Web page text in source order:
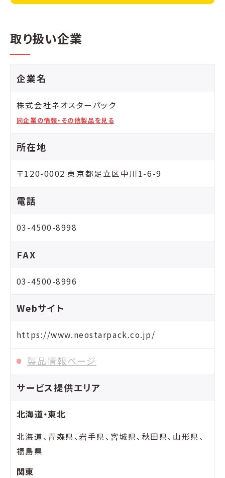
取り扱い企業
企業名
株式会社ネオスターパック
同企業の情報・その他製品を見る
所在地
〒120-0002 東京都足立区中川1-6-9
電話
03-4500-8998
FAX
03-4500-8996
Webサイト
https://www.neostarpack.co.jp/
製品情報ページ
サービス提供エリア
北海道・東北
北海道、青森県、岩手県、宮城県、秋田県、山形県、
福島県
関東